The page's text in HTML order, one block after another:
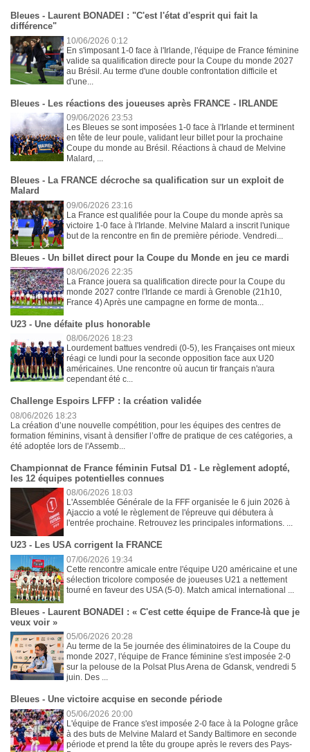
Bleues - Laurent BONADEI : "C'est l'état d'esprit qui fait la
différence"
10/06/2026 0:12
En s'imposant 1-0 face à l'Irlande, l'équipe de France féminine
valide sa qualification directe pour la Coupe du monde 2027
au Brésil. Au terme d'une double confrontation difficile et
d'une...
Bleues - Les réactions des joueuses après FRANCE - IRLANDE
09/06/2026 23:53
Les Bleues se sont imposées 1-0 face à l'Irlande et terminent
en tête de leur poule, validant leur billet pour la prochaine
Coupe du monde au Brésil. Réactions à chaud de Melvine
Malard, ...
Bleues - La FRANCE décroche sa qualification sur un exploit de
Malard
09/06/2026 23:16
La France est qualifiée pour la Coupe du monde après sa
victoire 1-0 face à l'Irlande. Melvine Malard a inscrit l'unique
but de la rencontre en fin de première période. Vendredi...
Bleues - Un billet direct pour la Coupe du Monde en jeu ce mardi
08/06/2026 22:35
La France jouera sa qualification directe pour la Coupe du
monde 2027 contre l'Irlande ce mardi à Grenoble (21h10,
France 4) Après une campagne en forme de monta...
U23 - Une défaite plus honorable
08/06/2026 18:23
Lourdement battues vendredi (0-5), les Françaises ont mieux
réagi ce lundi pour la seconde opposition face aux U20
américaines. Une rencontre où aucun tir français n'aura
cependant été c...
Challenge Espoirs LFFP : la création validée
08/06/2026 18:23
La création d’une nouvelle compétition, pour les équipes des centres de
formation féminins, visant à densifier l’offre de pratique de ces catégories, a
été adoptée lors de l'Assemb...
Championnat de France féminin Futsal D1 - Le règlement adopté,
les 12 équipes potentielles connues
08/06/2026 18:03
L'Assemblée Générale de la FFF organisée le 6 juin 2026 à
Ajaccio a voté le règlement de l'épreuve qui débutera à
l'entrée prochaine. Retrouvez les principales informations. ...
U23 - Les USA corrigent la FRANCE
07/06/2026 19:34
Cette rencontre amicale entre l'équipe U20 américaine et une
sélection tricolore composée de joueuses U21 a nettement
tourné en faveur des USA (5-0). Match amical international ...
Bleues - Laurent BONADEI : « C'est cette équipe de France-là que je
veux voir »
05/06/2026 20:28
Au terme de la 5e journée des éliminatoires de la Coupe du
monde 2027, l'équipe de France féminine s'est imposée 2-0
sur la pelouse de la Polsat Plus Arena de Gdansk, vendredi 5
juin. Des ...
Bleues - Une victoire acquise en seconde période
05/06/2026 20:00
L'équipe de France s'est imposée 2-0 face à la Pologne grâce
à des buts de Melvine Malard et Sandy Baltimore en seconde
période et prend la tête du groupe après le revers des Pays-